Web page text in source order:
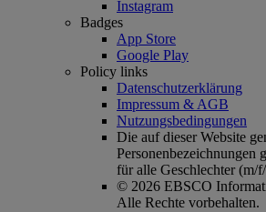
Instagram
Badges
App Store
Google Play
Policy links
Datenschutzerklärung
Impressum & AGB
Nutzungsbedingungen
Die auf dieser Website
Personenbezeichnungen
für alle Geschlechter (m/
© 2026 EBSCO
Alle Rechte vorbehalten.